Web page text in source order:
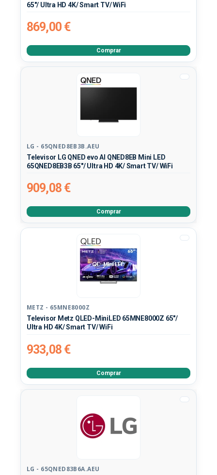
65"/ Ultra HD 4K/ Smart TV/ WiFi
869,00 €
Comprar
LG - 65QNED8EB3B.AEU
Televisor LG QNED evo AI QNED8EB Mini LED
65QNED8EB3B 65"/ Ultra HD 4K/ Smart TV/ WiFi
909,08 €
Comprar
METZ - 65MNE8000Z
Televisor Metz QLED-MiniLED 65MNE8000Z 65"/
Ultra HD 4K/ Smart TV/ WiFi
933,08 €
Comprar
LG - 65QNED83B6A.AEU